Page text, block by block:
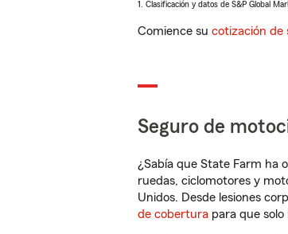
1. Clasificación y datos de S&P Global
Comience su cotización de
Seguro de
¿Sabía que State Farm ha
ruedas, ciclomotores y
Unidos. Desde lesiones
de cobertura para que